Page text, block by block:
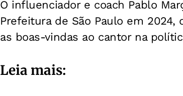
O influenciador e coach Pablo
Prefeitura de São Paulo em
as boas-vindas ao cantor na
Leia mais: